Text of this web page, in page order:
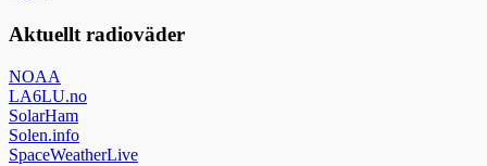
Aktuellt radioväder
NOAA
LA6LU.no
SolarHam
Solen.info
SpaceWeatherLive